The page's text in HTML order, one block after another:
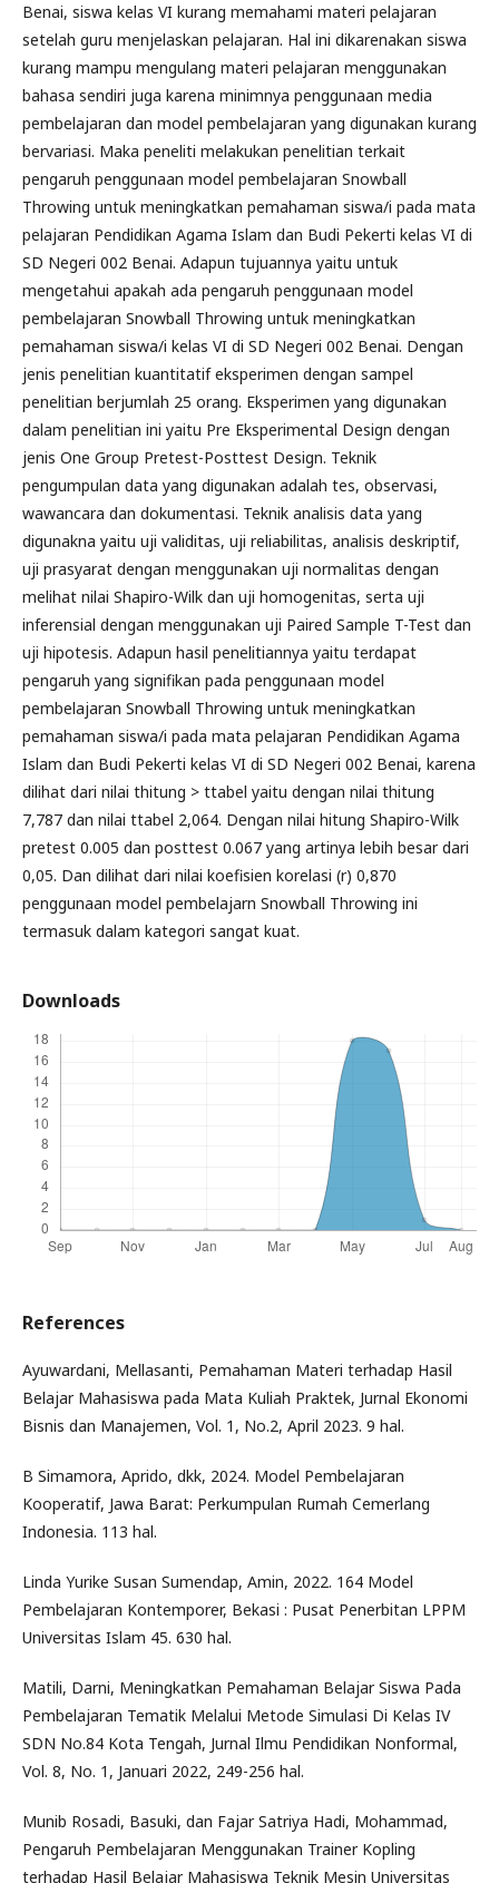
Benai, siswa kelas VI kurang memahami materi pelajaran
setelah guru menjelaskan pelajaran. Hal ini dikarenakan siswa
kurang mampu mengulang materi pelajaran menggunakan
bahasa sendiri juga karena minimnya penggunaan media
pembelajaran dan model pembelajaran yang digunakan kurang
bervariasi. Maka peneliti melakukan penelitian terkait
pengaruh penggunaan model pembelajaran Snowball
Throwing untuk meningkatkan pemahaman siswa/i pada mata
pelajaran Pendidikan Agama Islam dan Budi Pekerti kelas VI di
SD Negeri 002 Benai. Adapun tujuannya yaitu untuk
mengetahui apakah ada pengaruh penggunaan model
pembelajaran Snowball Throwing untuk meningkatkan
pemahaman siswa/i kelas VI di SD Negeri 002 Benai. Dengan
jenis penelitian kuantitatif eksperimen dengan sampel
penelitian berjumlah 25 orang. Eksperimen yang digunakan
dalam penelitian ini yaitu Pre Eksperimental Design dengan
jenis One Group Pretest-Posttest Design. Teknik
pengumpulan data yang digunakan adalah tes, observasi,
wawancara dan dokumentasi. Teknik analisis data yang
digunakna yaitu uji validitas, uji reliabilitas, analisis deskriptif,
uji prasyarat dengan menggunakan uji normalitas dengan
melihat nilai Shapiro-Wilk dan uji homogenitas, serta uji
inferensial dengan menggunakan uji Paired Sample T-Test dan
uji hipotesis. Adapun hasil penelitiannya yaitu terdapat
pengaruh yang signifikan pada penggunaan model
pembelajaran Snowball Throwing untuk meningkatkan
pemahaman siswa/i pada mata pelajaran Pendidikan Agama
Islam dan Budi Pekerti kelas VI di SD Negeri 002 Benai, karena
dilihat dari nilai thitung > ttabel yaitu dengan nilai thitung
7,787 dan nilai ttabel 2,064. Dengan nilai hitung Shapiro-Wilk
pretest 0.005 dan posttest 0.067 yang artinya lebih besar dari
0,05. Dan dilihat dari nilai koefisien korelasi (r) 0,870
penggunaan model pembelajarn Snowball Throwing ini
termasuk dalam kategori sangat kuat.
Downloads
References
Ayuwardani, Mellasanti, Pemahaman Materi terhadap Hasil
Belajar Mahasiswa pada Mata Kuliah Praktek, Jurnal Ekonomi
Bisnis dan Manajemen, Vol. 1, No.2, April 2023. 9 hal.
B Simamora, Aprido, dkk, 2024. Model Pembelajaran
Kooperatif, Jawa Barat: Perkumpulan Rumah Cemerlang
Indonesia. 113 hal.
Linda Yurike Susan Sumendap, Amin, 2022. 164 Model
Pembelajaran Kontemporer, Bekasi : Pusat Penerbitan LPPM
Universitas Islam 45. 630 hal.
Matili, Darni, Meningkatkan Pemahaman Belajar Siswa Pada
Pembelajaran Tematik Melalui Metode Simulasi Di Kelas IV
SDN No.84 Kota Tengah, Jurnal Ilmu Pendidikan Nonformal,
Vol. 8, No. 1, Januari 2022, 249-256 hal.
Munib Rosadi, Basuki, dan Fajar Satriya Hadi, Mohammad,
Pengaruh Pembelajaran Menggunakan Trainer Kopling
terhadap Hasil Belajar Mahasiswa Teknik Mesin Universitas